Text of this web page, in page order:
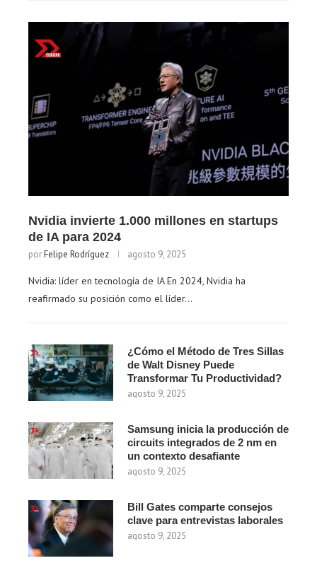
Nvidia invierte 1.000 millones en startups
de IA para 2024
porFelipe Rodríguez agosto 9, 2025
Nvidia: líder en tecnología de IA En 2024, Nvidia ha
reafirmado su posición como el líder…
¿Cómo el Método de Tres Sillas
de Walt Disney Puede
Transformar Tu Productividad?
agosto 9, 2025
Samsung inicia la producción de
circuits integrados de 2 nm en
un contexto desafiante
agosto 9, 2025
Bill Gates comparte consejos
clave para entrevistas laborales
agosto 9, 2025